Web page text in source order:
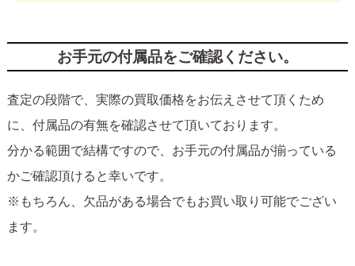
お手元の付属品をご確認ください。
査定の段階で、実際の買取価格をお伝えさせて頂くため
に、付属品の有無を確認させて頂いております。
分かる範囲で結構ですので、お手元の付属品が揃っている
かご確認頂けると幸いです。
※もちろん、欠品がある場合でもお買い取り可能でござい
ます。